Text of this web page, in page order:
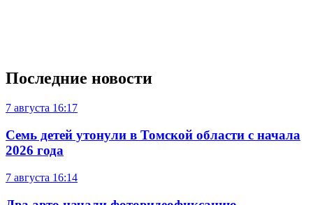
Последние новости
7 августа 16:17
Семь детей утонули в Томской области с начала
2026 года
7 августа 16:14